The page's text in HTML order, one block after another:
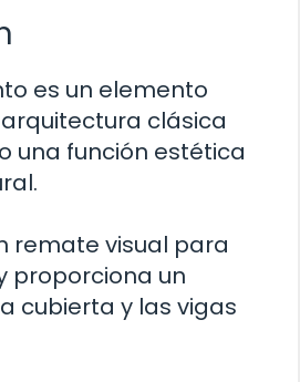
es un elemento
clásica
una función estética
remate visual para
proporciona un
cubierta y las vigas